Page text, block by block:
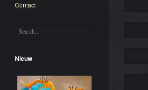
Contact
Nieuw